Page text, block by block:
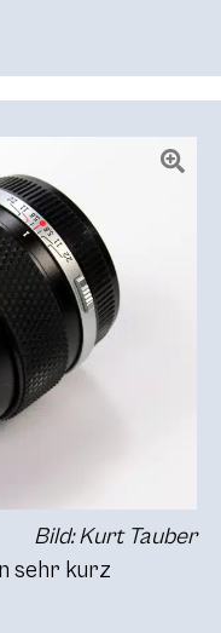
Bild: Kurt Tauber
sehr kurz